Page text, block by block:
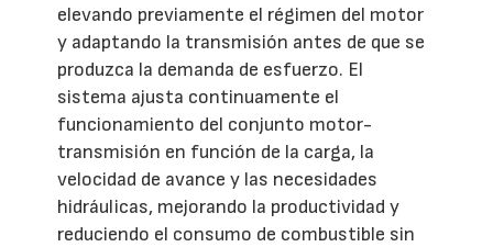
elevando previamente el régimen del motor
y adaptando la transmisión antes de que se
produzca la demanda de esfuerzo. El
sistema ajusta continuamente el
funcionamiento del conjunto motor-
transmisión en función de la carga, la
velocidad de avance y las necesidades
hidráulicas, mejorando la productividad y
reduciendo el consumo de combustible sin